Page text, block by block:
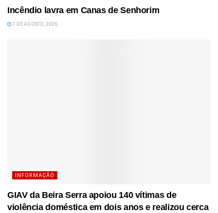
Incêndio lavra em Canas de Senhorim
7 DE AGOSTO, 2026
INFORMAÇÃO
GIAV da Beira Serra apoiou 140 vítimas de
violência doméstica em dois anos e realizou cerca